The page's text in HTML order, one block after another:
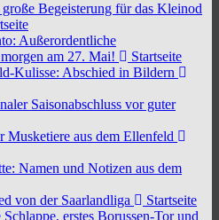
Begeisterung für das Kleinod
Außerordentliche
am 27. Mai!
Startseite
Kulisse: Abschied in Bildern
Saisonabschluss vor guter
Musketiere aus dem Ellenfeld
Namen und Notizen aus dem
von der Saarlandliga
Startseite
erstes Borussen-Tor und